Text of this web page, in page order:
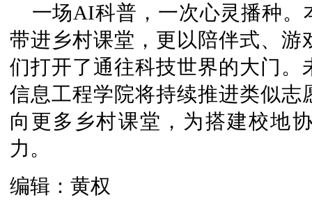
一场AI科普，一次心灵播种
带进乡村课堂，更以陪伴式、
们打开了通往科技世界的大门
信息工程学院将持续推进类似
向更多乡村课堂，为搭建校地
力。
编辑：黄权